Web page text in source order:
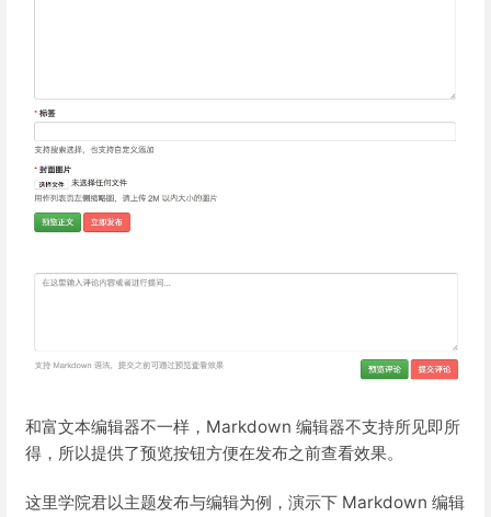
和富文本编辑器不一样，Markdown 编辑器不支持所见即所
得，所以提供了预览按钮方便在发布之前查看效果。
这里学院君以主题发布与编辑为例，演示下 Markdown 编辑